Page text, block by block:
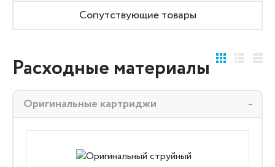
Сопутствующие товары
Расходные материалы
Оригинальные картриджи